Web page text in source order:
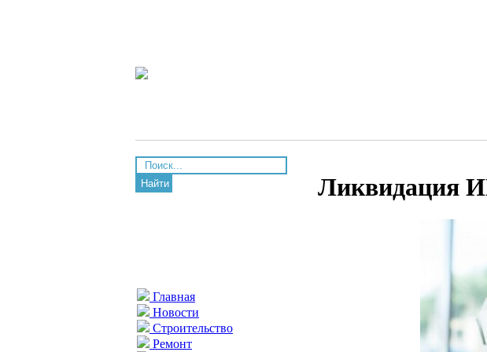
Найти
Главная
Новости
Строительство
Ремонт
Ликвидация